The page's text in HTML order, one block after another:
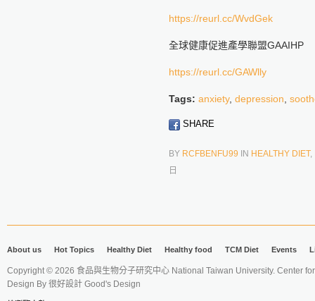
https://reurl.cc/WvdGek
全球健康促進產學聯盟GAAIHP
https://reurl.cc/GAWlly
Tags: anxiety, depression
SHARE
BY RCFBENFU99 IN HEALTHY DIET,
日
About us Hot Topics Healthy Diet Healthy food TCM Diet Events
Copyright © 2026 食品與生物分子研究中心 National Taiwan University. Center
Design By 很好設計 Good's Design